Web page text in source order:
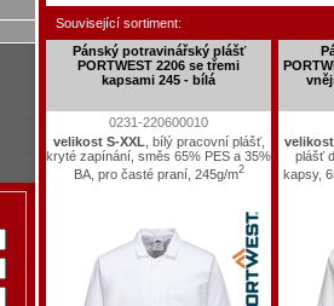
Související sortiment:
Pánský potravinářský plášť
PORTWEST 2206 se třemi
kapsami 245 - bílá
0231-220600010
velikost S-XXL , bílý pracovní plášť,
kryté zapínání, směs 65% PES a 35%
BA, pro časté praní, 245g/m2
velikost
plášť
kapsy,